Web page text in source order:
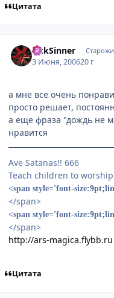
Цитата
SickSinner
3 Июня, 200620 г
а мне все очень
просто решает,
а еще фраза "дождь не
нравится
Ave Satanas!! 666
Teach children to
<span style='font-
</span>
<span style='font-
</span>
http://ars-magica.flybb.ru
Цитата